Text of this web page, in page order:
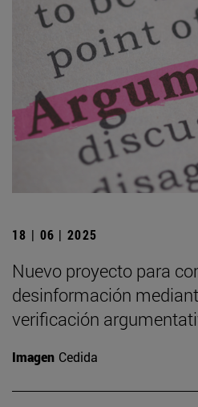
18 | 06 | 2025
Nuevo proyecto para
desinformación
verificación
Imagen Cedida